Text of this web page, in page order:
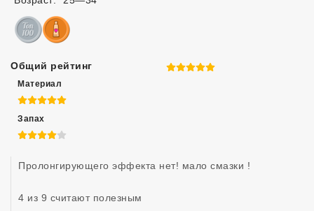
Общий рейтинг 5 из 5
Материал
5 из 5
Запах
4 из 5
Пролонгирующего эффекта нет! мало смазки !
4 из 9 считают полезным